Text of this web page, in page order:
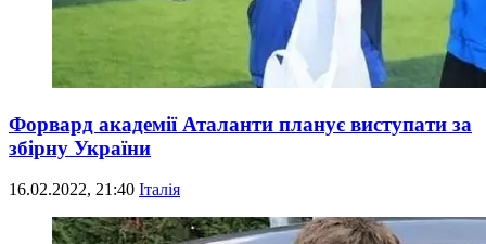
Форвард академії Аталанти планує виступати за
збірну України
16.02.2022, 21:40 Італія